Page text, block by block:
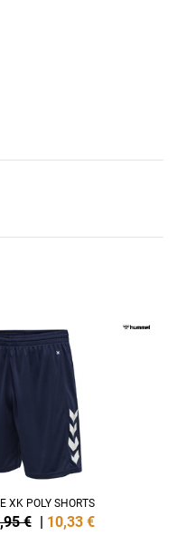
XK POLY SHORTS
€ | 10,33 €